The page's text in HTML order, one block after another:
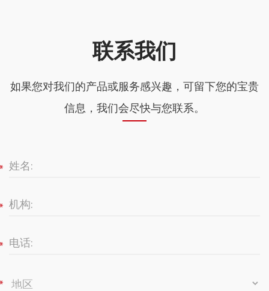
联系我们
如果您对我们的产品或服务感兴趣，可留下您的宝贵
信息，我们会尽快与您联系。